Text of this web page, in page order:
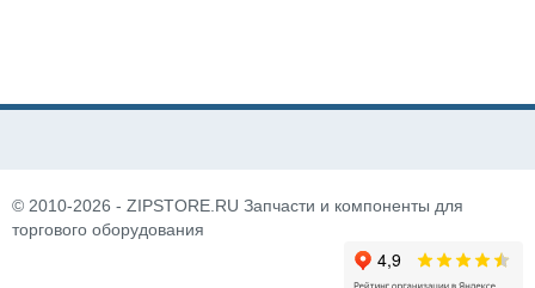
© 2010-2026 - ZIPSTORE.RU Запчасти и компоненты для
торгового оборудования